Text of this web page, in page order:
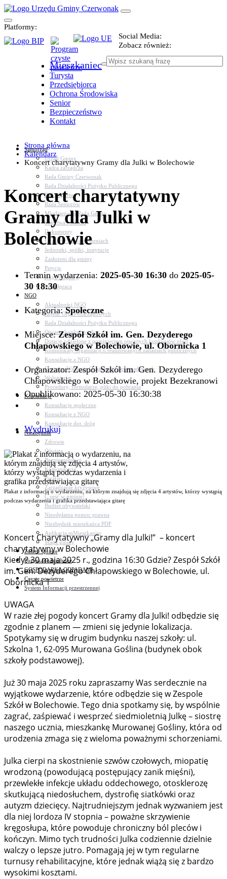
Platformy:
Social Media:
Zobacz również:
Mieszkaniec
Turysta
Przedsiębiorca
Ochrona Środowiska
Senior
Bezpieczeństwo
Kontakt
Samorząd
Urząd Gminy
Kadra zarządcza
Rada Gminy Czerwonak
Rada Działalności Pożytku Publicznego
Rada Sportu
Rada Seniorów
Młodzieżowa Rada Gminy
Sołectwa i osiedla
Dokumenty
Udział w Stowarzyszeniach
Jednostki, spółki, instytucje
Zasłużeni dla gminy
Petycje
Język migowy
Współpraca
NGO
Aktualności NGO
Rejestr Org. Pozarządowych
Rada Działalności Pożytku Publicznego
Otwarte konkursy ofert
Dotacje udzielone z pominięciem otwartych konkursów ofert
Komunikaty organizacji o realizowanych zadaniach publicznych
Konsultacje z NGO
Centrum Wsparcia Organizacji Pozarządowych
Wolontariat
Procedury, formularze, pliki do pobrania
Konsultacje
Konsultacje społeczne
Konsultacje z NGO
Konsultacje dot. dróg
Niezbędnik
Zdrowie
Oświata
Bezpieczeństwo
Komunikacja
Parafie
Zarządzanie kryzysowe
C.ześć w gminie!
Budżet obywatelski
Nieodpłatna pomoc prawna
Niezbędnik mieszkańca PDF
Aplikacja mMieszkaniec
Mapa gminy
Załatw sprawę
Pozyskane fundusze
GOSPODARKA ODPADAMI
Czyste powietrze
System Informacji przestrzennej
Strona główna
Kalendarz
Koncert charytatywny Gramy dla Julki w Bolechowie
Koncert charytatywny
Gramy dla Julki w
Bolechowie
Termin wydarzenia: 2025-05-30 16:30 do 2025-05-
30 18:30
Kategoria:Społeczne
Miejsce:Zespół Szkół im. Gen. Dezyderego
Chłapowskiego w Bolechowie, ul. Obornicka 1
Organizator: Zespół Szkół im. Gen. Dezyderego
Chłapowskiego w Bolechowie, projekt Bezekranowi
Opublikowano: 2025-05-30 16:30:38
Wydrukuj
Plakat z informacją o wydarzeniu, na którym znajdują się zdjęcia 4 artystów, którzy wystąpią
podczas wydarzenia i grafika przedstawiająca gitarę
Koncert Charytatywny „Gramy dla Julki!” – koncert
charytatywny w Bolechowie
Kiedy? 30 maja 2025 r., godzina 16:30 Gdzie? Zespół Szkół
im. Gen. Dezyderego Chłapowskiego w Bolechowie, ul.
Obornicka 1
UWAGA
W razie złej pogody koncert Gramy dla Julki! odbędzie się
zgodnie z planem — zmieni się jedynie lokalizacja.
Spotykamy się w drugim budynku naszej szkoły: ul.
Szkolna 1, 62-095 Murowana Goślina (budynek obok
szkoły podstawowej).
Już 30 maja 2025 roku zapraszamy Was serdecznie na
wyjątkowe wydarzenie, które odbędzie się w Zespole
Szkół w Bolechowie. Tego dnia spotkamy się, by wspólnie
zagrać, zaśpiewać i wesprzeć siedmioletnią Julkę – siostrę
naszego ucznia, mieszkankę Murowanej Gośliny, która od
urodzenia zmaga się z wieloma poważnymi schorzeniami.
Julka cierpi na skostnienie szwów czołowych, miopatię
wrodzoną (powodującą postępujący zanik mięśni),
przewlekłe infekcje układu oddechowego, otosklerozę
skutkującą niedosłuchem, dystrofię siatkówki oraz
autyzm dziecięcy. Najtrudniejszym jednak wyzwaniem jest
dla niej lordoza IV stopnia – poważne skrzywienie
kręgosłupa, które powoduje chroniczny ból pleców i
kończyn. Mimo tych trudności Julka codziennie dzielnie
walczy o lepsze jutro. Pomagają jej w tym regularne
turnusy rehabilitacyjne, które jednak wiążą się z bardzo
wysokimi kosztami.